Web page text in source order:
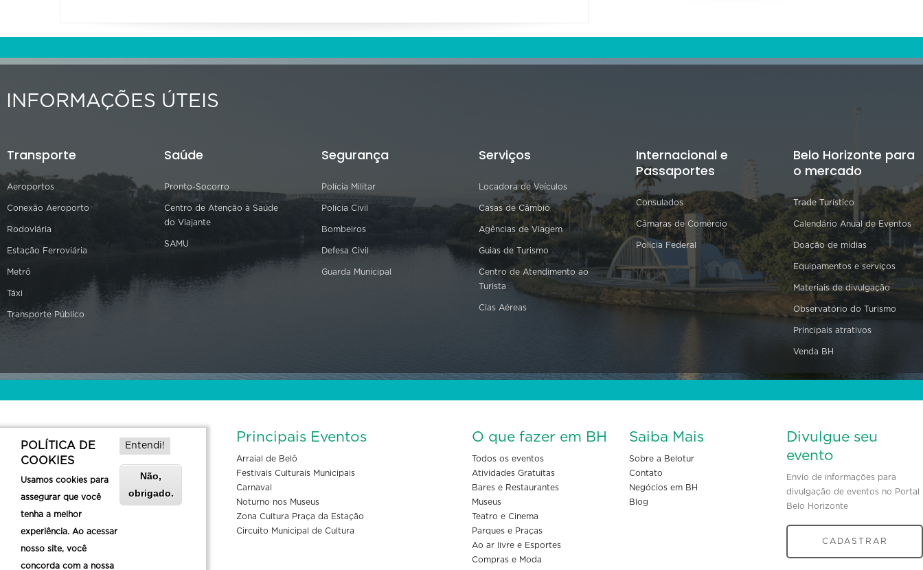
INFORMAÇÕES ÚTEIS
Transporte
Aeroportos
Conexão Aeroporto
Rodoviária
Estação Ferroviária
Metrô
Táxi
Transporte Público
Saúde
Pronto-Socorro
Centro de Atenção à Saúde
do Viajante
SAMU
Segurança
Polícia Militar
Polícia Civil
Bombeiros
Defesa Civil
Guarda Municipal
Serviços
Locadora de Veículos
Casas de Câmbio
Agências de Viagem
Guias de Turismo
Centro de Atendimento ao
Turista
Cias Aéreas
Internacional e
Passaportes
Consulados
Câmaras de Comércio
Polícia Federal
Belo Horizonte para
o mercado
Trade Turístico
Calendário Anual de Eventos
Doação de mídias
Equipamentos e serviços
Materiais de divulgação
Observatório do Turismo
Principais atrativos
Venda BH
Informações de Contato
Rua Espírito Santo, 527 Centro - Belo
Horizonte, MG, 30160-031
belotur@pbh.gov.br
SpotifyRádio Belo Horizonte
Principais Eventos
Arraial de Belô
Festivais Culturais Municipais
Carnaval
Noturno nos Museus
Zona Cultura Praça da Estação
Circuito Municipal de Cultura
O que fazer em BH
Todos os eventos
Atividades Gratuitas
Bares e Restaurantes
Museus
Teatro e Cinema
Parques e Praças
Ao ar livre e Esportes
Compras e Moda
Saiba Mais
Sobre a Belotur
Contato
Negócios em BH
Blog
Divulgue seu
evento
Envio de informações para
divulgação de eventos no Portal
Belo Horizonte
CADASTRAR
POLÍTICA DE
COOKIES
Usamos cookies para
assegurar que você
tenha a melhor
experiência. Ao acessar
nosso site, você
concorda com a nossa
Entendi!
Não,
obrigado.